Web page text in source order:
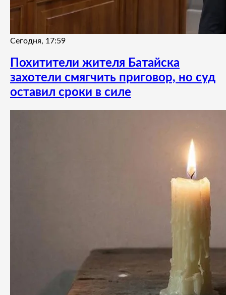
Сегодня, 17:59
Похитители жителя Батайска
захотели смягчить приговор, но суд
оставил сроки в силе